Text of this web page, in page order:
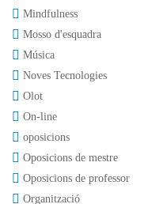
Mindfulness
Mosso d'esquadra
Música
Noves Tecnologies
Olot
On-line
oposicions
Oposicions de mestre
Oposicions de professor
Organització